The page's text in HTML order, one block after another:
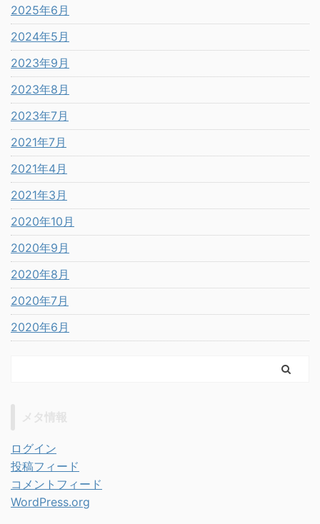
2025年6月
2024年5月
2023年9月
2023年8月
2023年7月
2021年7月
2021年4月
2021年3月
2020年10月
2020年9月
2020年8月
2020年7月
2020年6月
ログイン
投稿フィード
コメントフィード
WordPress.org